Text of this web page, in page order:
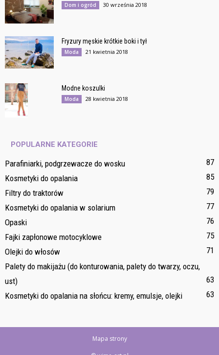
Dom i ogród 30 września 2018
Fryzury męskie krótkie boki i tył
Moda 21 kwietnia 2018
Modne koszulki
Moda 28 kwietnia 2018
POPULARNE KATEGORIE
Parafiniarki, podgrzewacze do wosku
87
Kosmetyki do opalania
85
Filtry do traktorów
79
Kosmetyki do opalania w solarium
77
Opaski
76
Fajki zapłonowe motocyklowe
75
Olejki do włosów
71
Palety do makijażu (do konturowania, palety do twarzy, oczu,
ust)
63
Kosmetyki do opalania na słońcu: kremy, emulsje, olejki
63
Mapa strony